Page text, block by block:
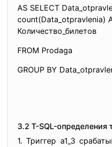
AS SELECT
count(Data_otpravlenia)
Количество_билетов
FROM Prodaga
GROUP BY
3.2 T-SQL-определения
1. Триггер a1_3